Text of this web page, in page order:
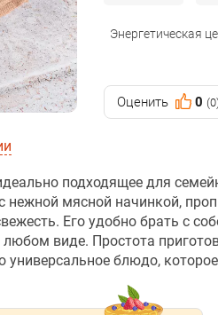
Энергетическая
Оценить 0
подходящее для
нежной мясной начинкой,
Его удобно брать с
виде. Простота
блюдо,